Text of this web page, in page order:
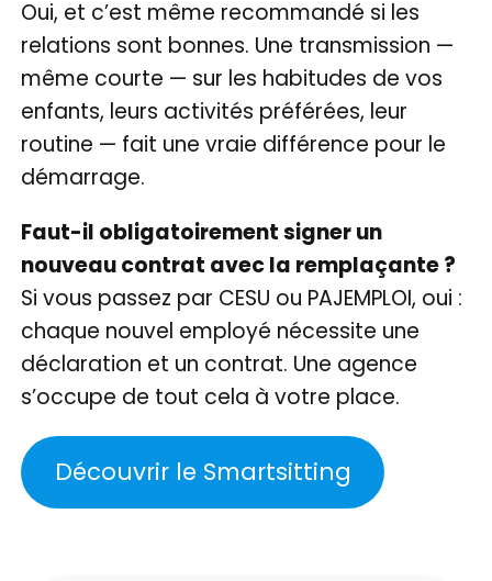
Oui, et c’est même recommandé si les
relations sont bonnes. Une transmission —
même courte — sur les habitudes de vos
enfants, leurs activités préférées, leur
routine — fait une vraie différence pour le
démarrage.
Faut-il obligatoirement signer un
nouveau contrat avec la remplaçante ?
Si vous passez par CESU ou PAJEMPLOI, oui :
chaque nouvel employé nécessite une
déclaration et un contrat. Une agence
s’occupe de tout cela à votre place.
Découvrir le Smartsitting